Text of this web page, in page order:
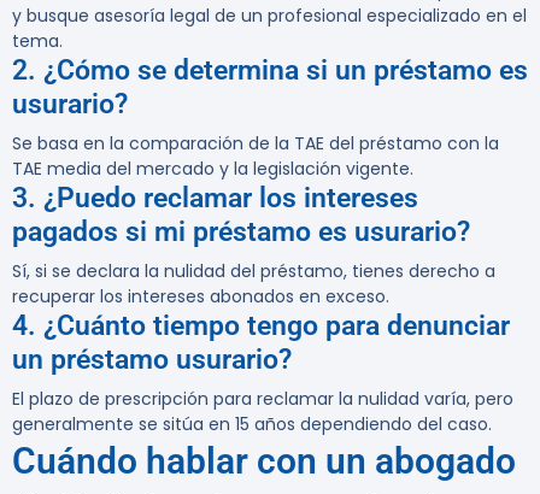
y busque asesoría legal de un profesional especializado en el
tema.
2. ¿Cómo se determina si un préstamo es
usurario?
Se basa en la comparación de la TAE del préstamo con la
TAE media del mercado y la legislación vigente.
3. ¿Puedo reclamar los intereses
pagados si mi préstamo es usurario?
Sí, si se declara la nulidad del préstamo, tienes derecho a
recuperar los intereses abonados en exceso.
4. ¿Cuánto tiempo tengo para denunciar
un préstamo usurario?
El plazo de prescripción para reclamar la nulidad varía, pero
generalmente se sitúa en 15 años dependiendo del caso.
Cuándo hablar con un abogado